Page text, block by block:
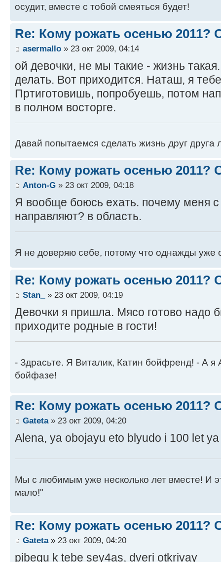
осудит, вместе с тобой смеяться будет!
Re: Кому рожать осенью 2011?
asermallo » 23 окт 2009, 04:14
ой девочки, не мы такие - жизнь
делать. Вот приходится. Наташ, я
Пртиготовишь, попробуешь, потом
в полном восторге.
Давай попытаемся сделать жизнь друг друга
Re: Кому рожать осенью 2011?
Anton-G » 23 окт 2009, 04:18
Я вообще боюсь ехать. почему меня с
направляют? в область.
Я не доверяю себе, потому что однажды уже
Re: Кому рожать осенью 2011?
Stan_ » 23 окт 2009, 04:19
Девочки я пришла. Мясо готово надо
приходите родные в гости!
- Здрасьте. Я Виталик, Катин бойфренд! - А я
бойфазе!
Re: Кому рожать осенью 2011?
Gateta» 23 окт 2009, 04:20
Alena, ya obojayu eto blyudo i 100 let
Мы с любимым уже несколько лет вместе! И
мало!"
Re: Кому рожать осенью 2011?
Gateta» 23 окт 2009, 04:20
pibegu k tebe sey4as, dveri otkrivay